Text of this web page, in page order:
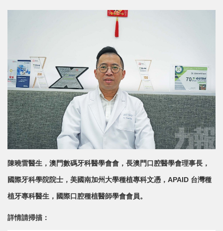
陳曉雷醫生， 澳門數碼牙科醫學會會，長澳門口腔醫學會理事長，
國際牙科學院院士，美國南加州大學種植專科文憑，APAID 台灣種
植牙專科醫生，國際口腔種植醫師學會會員。
詳情請掃描：